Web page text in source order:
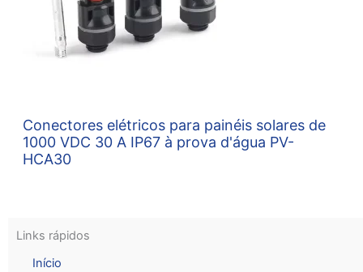
Conectores elétricos para painéis solares de
1000 VDC 30 A IP67 à prova d'água PV-
HCA30
Links rápidos
Início